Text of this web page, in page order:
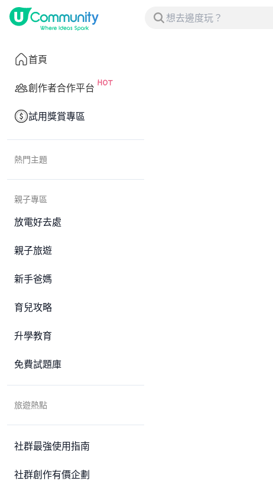
首頁
創作者合作平台
試用獎賞專區
熱門主題
親子專區
放電好去處
親子旅遊
新手爸媽
育兒攻略
升學教育
免費試題庫
旅遊熱點
社群最強使用指南
社群創作有價企劃